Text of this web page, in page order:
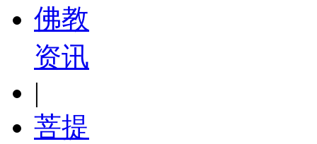
佛教
资讯
|
菩提